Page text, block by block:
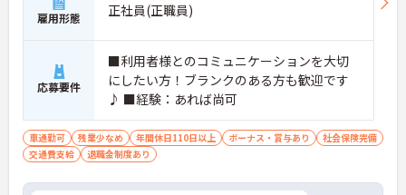
雇用形態 正社員(正職員)
応募要件
■利用者様とのコミュニケーションを大切
にしたい方！ブランクのある方も歓迎です
♪ ■経験：あれば尚可
車通勤可 残業少なめ 年間休日110日以上 ボーナス・賞与あり
社会保険完備
交通費支給
退職金制度あり